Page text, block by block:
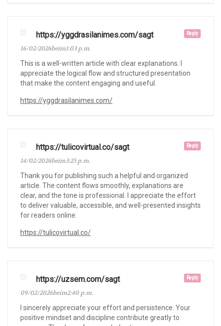
Reply
https://yggdrasilanimes.com/sagt
16/02/2026beim1:03 p.m.
This is a well-written article with clear explanations. I
appreciate the logical flow and structured presentation
that make the content engaging and useful.
https://yggdrasilanimes.com/
Reply
https://tulicovirtual.co/sagt
14/02/2026beim3:25 p.m.
Thank you for publishing such a helpful and organized
article. The content flows smoothly, explanations are
clear, and the tone is professional. I appreciate the effort
to deliver valuable, accessible, and well-presented insights
for readers online.
https://tulicovirtual.co/
Reply
https://uzsem.com/sagt
09/02/2026beim2:40 p.m.
I sincerely appreciate your effort and persistence. Your
positive mindset and discipline contribute greatly to